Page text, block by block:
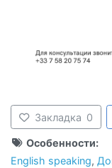
Закладка 0
Особенности:
English speaking,